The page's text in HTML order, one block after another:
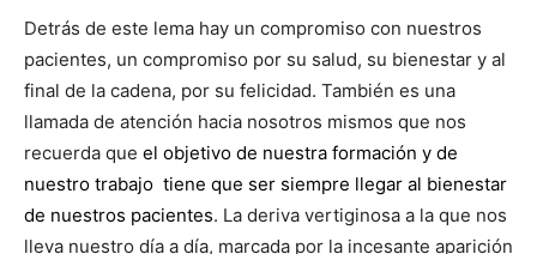
Detrás de este lema hay un compromiso con nuestros
pacientes, un compromiso por su salud, su bienestar y al
final de la cadena, por su felicidad. También es una
llamada de atención hacia nosotros mismos que nos
recuerda que el objetivo de nuestra formación y de
nuestro trabajo tiene que ser siempre llegar al bienestar
de nuestros pacientes. La deriva vertiginosa a la que nos
lleva nuestro día a día, marcada por la incesante aparición